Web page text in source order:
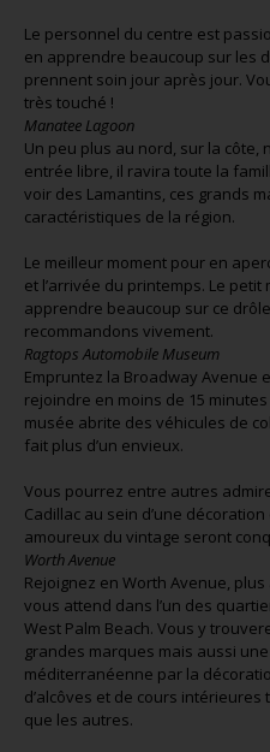
Le personnel du centre est
en apprendre beaucoup sur les
prennent soin jour après jour.
très touché !
Manatee Lagoon
Un peu plus au nord, sur la côte,
entrée libre, il ravira toute la
voir des Lamantins, ces grands
caractéristiques de la région.
Le meilleur moment pour en
et l’arrivée du printemps. Le petit
apprendre beaucoup sur ce
recommandons vivement.
Ragtops Automobile Museum
Empruntez la Broadway Avenue
rejoindre en moins de 15
musée abrite des véhicules de
fait plus d’un envieux.
Vous pourrez entre autres
Cadillac au sein d’une
amoureux du vintage seront
Worth Avenue
Rejoignez en Worth Avenue,
vous attend dans l’un des
West Palm Beach. Vous y
grandes marques mais aussi
méditerranéenne par la
d’alcôves et de cours
que les autres.